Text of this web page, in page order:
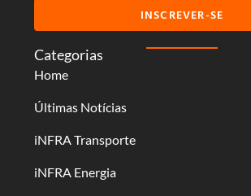
Categorias
Home
Últimas Notícias
iNFRA Transporte
iNFRA Energia
INSCREVER-SE